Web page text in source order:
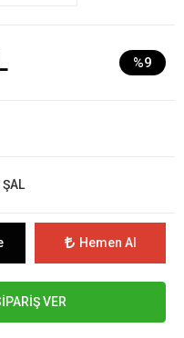
%9
ŞAL
Hemen Al
VER